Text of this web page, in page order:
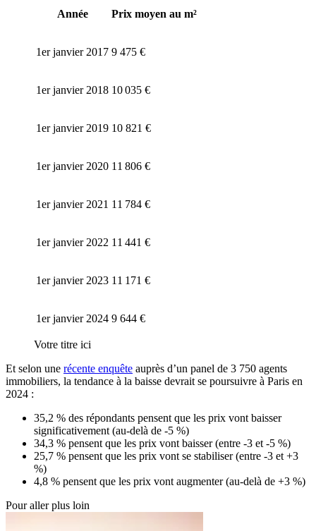
Année Prix moyen au m²
1er janvier 2017 9 475 €
1er janvier 2018 10 035 €
1er janvier 2019 10 821 €
1er janvier 2020 11 806 €
1er janvier 2021 11 784 €
1er janvier 2022 11 441 €
1er janvier 2023 11 171 €
1er janvier 2024 9 644 €
Votre titre ici
Et selon une récente enquête auprès d’un panel de 3 750 agents
immobiliers, la tendance à la baisse devrait se poursuivre à Paris en
2024 :
35,2 % des répondants pensent que les prix vont baisser
significativement (au-delà de -5 %)
34,3 % pensent que les prix vont baisser (entre -3 et -5 %)
25,7 % pensent que les prix vont se stabiliser (entre -3 et +3
%)
4,8 % pensent que les prix vont augmenter (au-delà de +3 %)
Pour aller plus loin